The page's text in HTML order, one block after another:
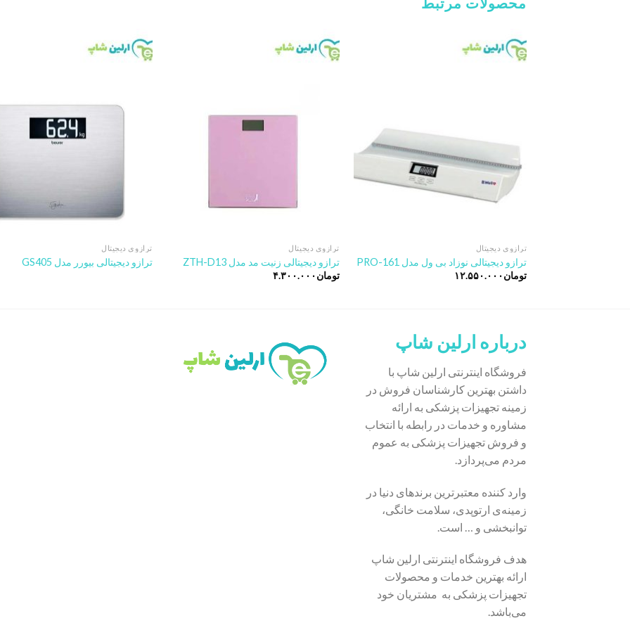
ترازوی دیجیتال
ترازو دیجیتالی نوزاد بی ول مدل PRO-161
تومان۱۲.۵۵۰.۰۰۰
ترازوی دیجیتال
ترازو دیجیتالی زنیت مد مدل ZTH-D13
تومان۴.۳۰۰.۰۰۰
ترازوی دیجیتال
ترازو دیجیتالی بیورر مدل GS405
درباره ارلین شاپ
فروشگاه اینترنتی ارلین شاپ با
داشتن بهترین کارشناسان فروش در
زمینه تجهیزات پزشکی به ارائه
مشاوره و خدمات در رابطه با انتخاب
و فروش تجهیزات پزشکی به عموم
مردم می‌پردازد.
وارد کننده معتبرترین برندهای دنیا در
زمینه‌ی ارتوپدی، سلامت خانگی،
توانبخشی و … است.
هدف فروشگاه اینترنتی ارلین شاپ
ارائه بهترین خدمات و محصولات
تجهیزات پزشکی به مشتریان خود
می‌باشد.